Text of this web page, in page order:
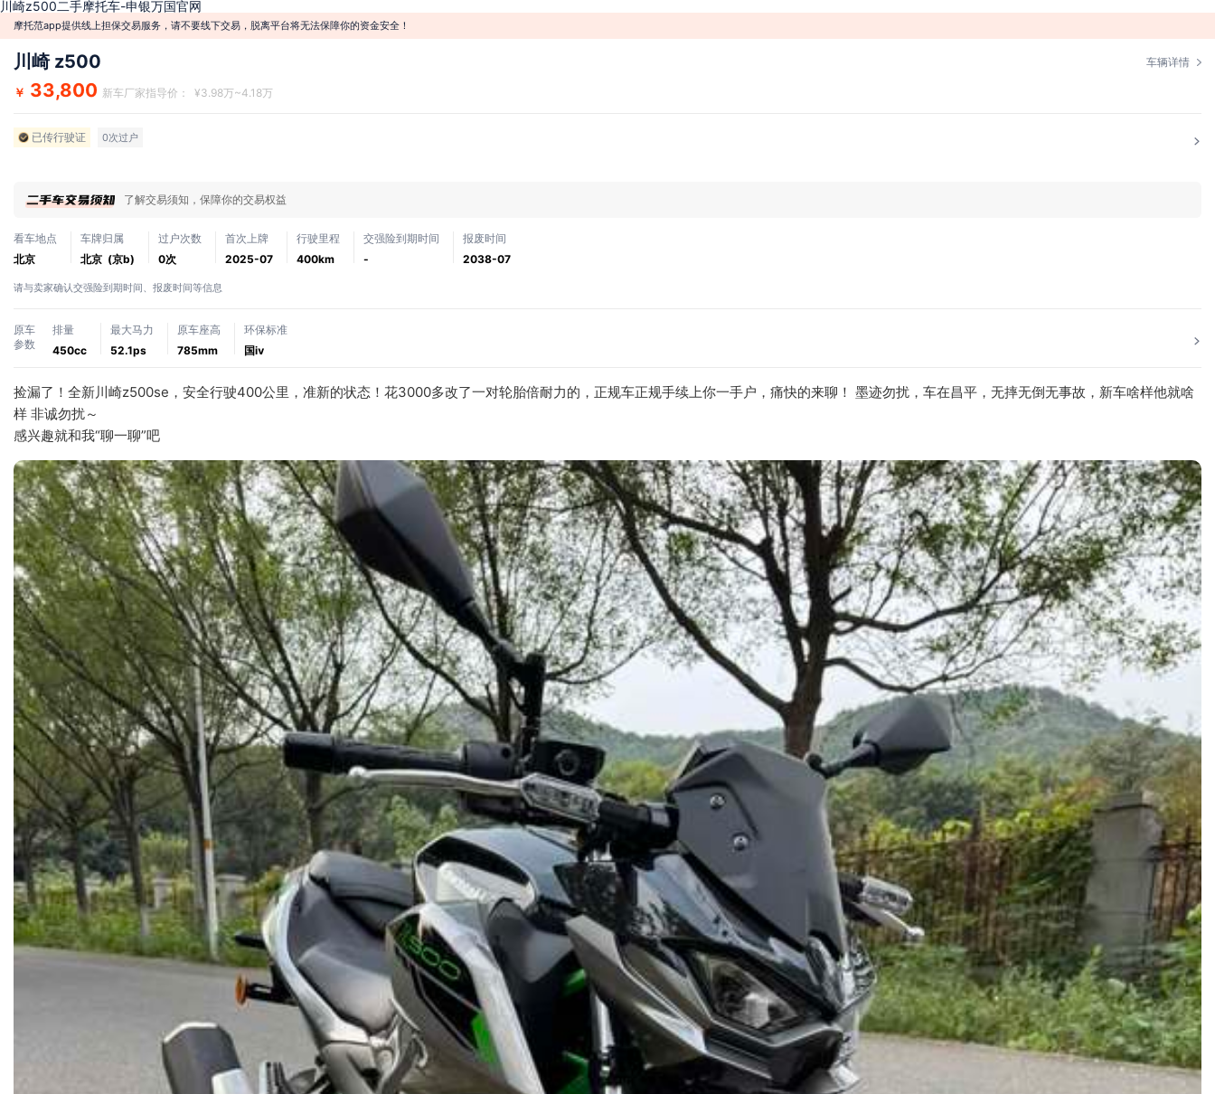
川崎z500二手摩托车-申银万国官网
摩托范app提供线上担保交易服务，请不要线下交易，脱离平台将无法保障你的资金安全！
川崎 z500 车辆详情
￥ 33,800 新车厂家指导价： ¥3.98万~4.18万
已传行驶证 0次过户
了解交易须知，保障你的交易权益
看车地点
北京
车牌归属
北京 (京b)
过户次数
0次
首次上牌
2025-07
行驶里程
400km
交强险到期时间
-
报废时间
2038-07
请与卖家确认交强险到期时间、报废时间等信息
原车
参数
排量
450cc
最大马力
52.1ps
原车座高
785mm
环保标准
国ⅳ
捡漏了！全新川崎z500se，安全行驶400公里，准新的状态！花3000多改了一对轮胎倍耐力的，正规车正规手续上你一手户，痛快的来聊！ 墨迹勿扰，车在昌平，无摔无倒无事故，新车啥样他就啥
样 非诚勿扰～
感兴趣就和我“聊一聊”吧